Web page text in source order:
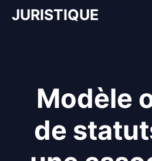
AllerJURISTIQUE
Modèle
de